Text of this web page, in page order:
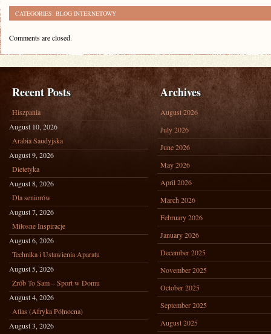
CATEGORIES: BLOG INTERNETOWY
Comments are closed.
Recent Posts
Hiszpania
August 10, 2026
Arabia Saudyjska
August 9, 2026
Dietetyka
August 8, 2026
Dla seniorów
August 7, 2026
Miłosne Inspiracje
August 6, 2026
Technika i Ustawienia Aparatu
August 5, 2026
Zrób To Sam – Sport w Domu
August 4, 2026
Atlas (Afryka Północna)
August 3, 2026
Archives
August 2026
July 2026
June 2026
May 2026
April 2026
March 2026
February 2026
January 2026
December 2025
November 2025
October 2025
September 2025
August 2025